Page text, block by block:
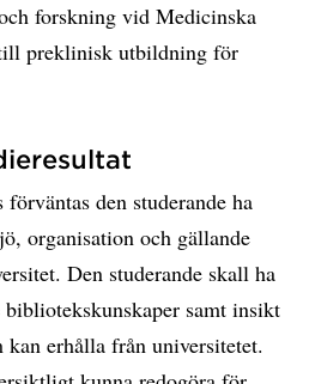
forskning vid Medicinska
preklinisk utbildning för
den studerande ha
organisation och gällande
Den studerande skall ha
samt insikt
erhålla från universitetet.